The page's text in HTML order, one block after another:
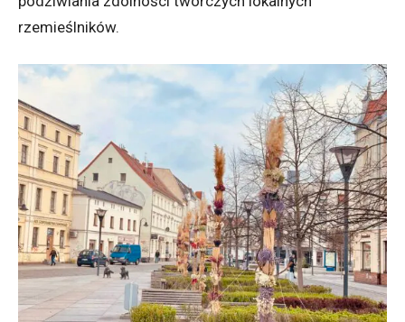
rzemieślników.